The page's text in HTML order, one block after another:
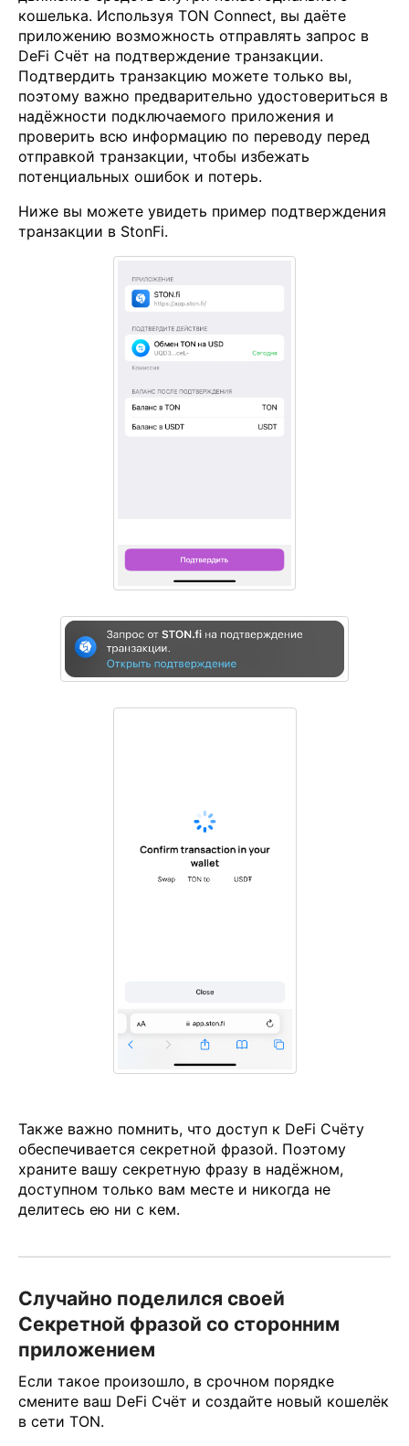
кошелька. Используя TON Connect, вы даёте
приложению возможность отправлять запрос в
DeFi Счёт на подтверждение транзакции.
Подтвердить транзакцию можете только вы,
поэтому важно предварительно удостовериться в
надёжности подключаемого приложения и
проверить всю информацию по переводу перед
отправкой транзакции, чтобы избежать
потенциальных ошибок и потерь.
Ниже вы можете увидеть пример подтверждения
транзакции в StonFi.
Также важно помнить, что доступ к DeFi Счёту
обеспечивается секретной фразой. Поэтому
храните вашу секретную фразу в надёжном,
доступном только вам месте и никогда не
делитесь ею ни с кем.
Случайно поделился своей
Секретной фразой со сторонним
приложением
Если такое произошло, в срочном порядке
смените ваш DeFi Счёт и создайте новый кошелёк
в сети TON.